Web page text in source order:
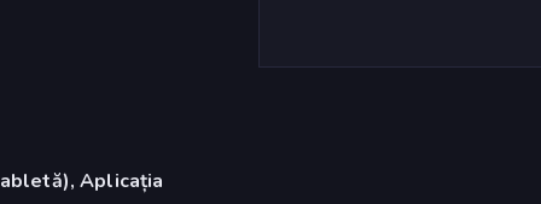
Aplicația